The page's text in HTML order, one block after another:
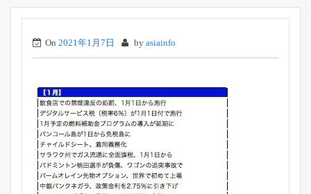
On 2021年1月7日 by asiainfo